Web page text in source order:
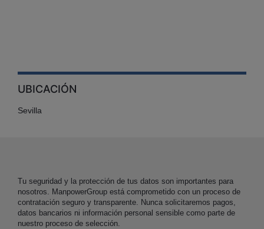
UBICACIÓN
Sevilla
Tu seguridad y la protección de tus datos son importantes para
nosotros. ManpowerGroup está comprometido con un proceso de
contratación seguro y transparente. Nunca solicitaremos pagos,
datos bancarios ni información personal sensible como parte de
nuestro proceso de selección.